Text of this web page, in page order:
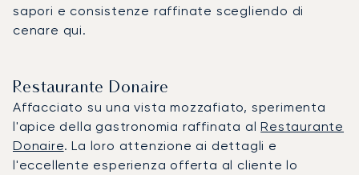
sapori e consistenze raffinate scegliendo di
cenare qui.
Restaurante Donaire
Affacciato su una vista mozzafiato, sperimenta
l'apice della gastronomia raffinata alRestaurante
Donaire. La loro attenzione ai dettagli e
l'eccellente esperienza offerta al cliente lo